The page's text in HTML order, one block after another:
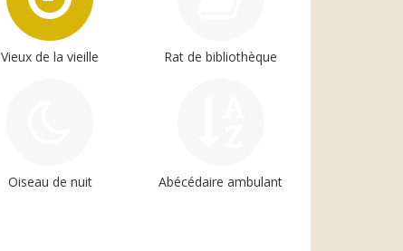
Vieux de la vieille Rat de bibliothèque
Oiseau de nuit Abécédaire ambulant